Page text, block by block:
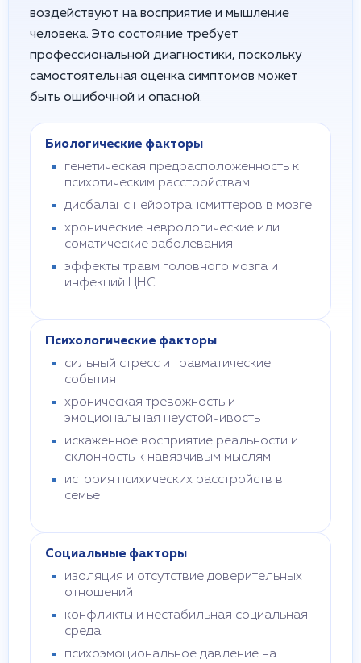
воздействуют на восприятие и мышление
человека. Это состояние требует
профессиональной диагностики, поскольку
самостоятельная оценка симптомов может
быть ошибочной и опасной.
Биологические факторы
генетическая предрасположенность к
психотическим расстройствам
дисбаланс нейротрансмиттеров в мозге
хронические неврологические или
соматические заболевания
эффекты травм головного мозга и
инфекций ЦНС
Психологические факторы
сильный стресс и травматические
события
хроническая тревожность и
эмоциональная неустойчивость
искажённое восприятие реальности и
склонность к навязчивым мыслям
история психических расстройств в
семье
Социальные факторы
изоляция и отсутствие доверительных
отношений
конфликты и нестабильная социальная
среда
психоэмоциональное давление на